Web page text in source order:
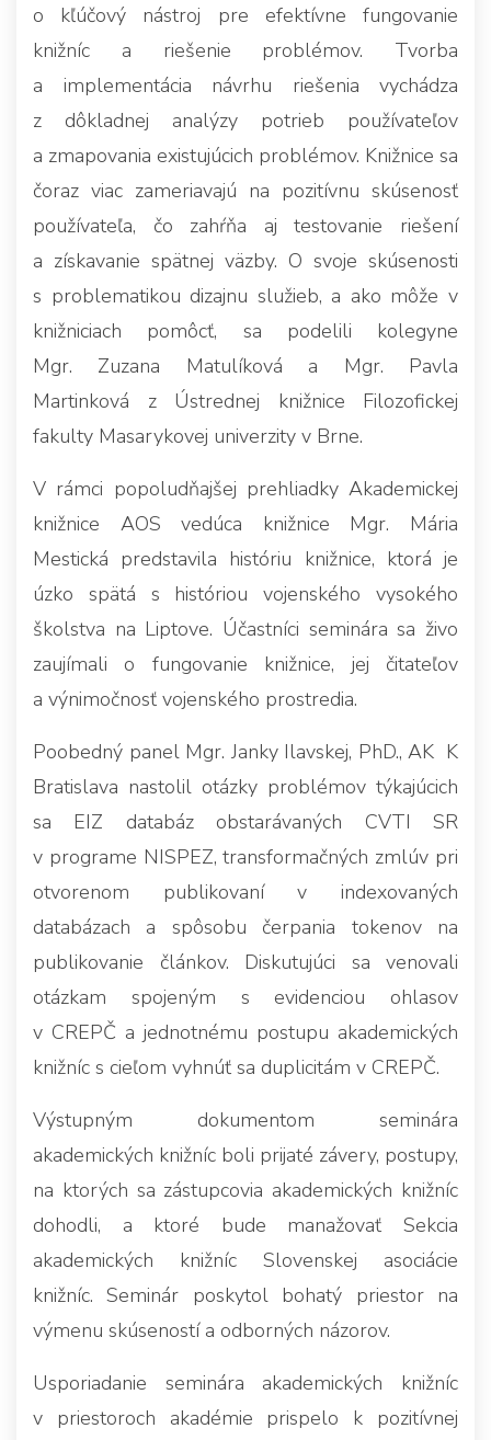
o kľúčový nástroj pre efektívne fungovanie
knižníc a riešenie problémov. Tvorba
a implementácia návrhu riešenia vychádza
z dôkladnej analýzy potrieb používateľov
a zmapovania existujúcich problémov. Knižnice sa
čoraz viac zameriavajú na pozitívnu skúsenosť
používateľa, čo zahŕňa aj testovanie riešení
a získavanie spätnej väzby. O svoje skúsenosti
s problematikou dizajnu služieb, a ako môže v
knižniciach pomôcť, sa podelili kolegyne
Mgr. Zuzana Matulíková a Mgr. Pavla
Martinková z Ústrednej knižnice Filozofickej
fakulty Masarykovej univerzity v Brne.
V rámci popoludňajšej prehliadky Akademickej
knižnice AOS vedúca knižnice Mgr. Mária
Mestická predstavila históriu knižnice, ktorá je
úzko spätá s históriou vojenského vysokého
školstva na Liptove. Účastníci seminára sa živo
zaujímali o fungovanie knižnice, jej čitateľov
a výnimočnosť vojenského prostredia.
Poobedný panel Mgr. Janky Ilavskej, PhD., AK K
Bratislava nastolil otázky problémov týkajúcich
sa EIZ databáz obstarávaných CVTI SR
v programe NISPEZ, transformačných zmlúv pri
otvorenom publikovaní v indexovaných
databázach a spôsobu čerpania tokenov na
publikovanie článkov. Diskutujúci sa venovali
otázkam spojeným s evidenciou ohlasov
v CREPČ a jednotnému postupu akademických
knižníc s cieľom vyhnúť sa duplicitám v CREPČ.
Výstupným dokumentom seminára
akademických knižníc boli prijaté závery, postupy,
na ktorých sa zástupcovia akademických knižníc
dohodli, a ktoré bude manažovať Sekcia
akademických knižníc Slovenskej asociácie
knižníc. Seminár poskytol bohatý priestor na
výmenu skúseností a odborných názorov.
Usporiadanie seminára akademických knižníc
v priestoroch akadémie prispelo k pozitívnej